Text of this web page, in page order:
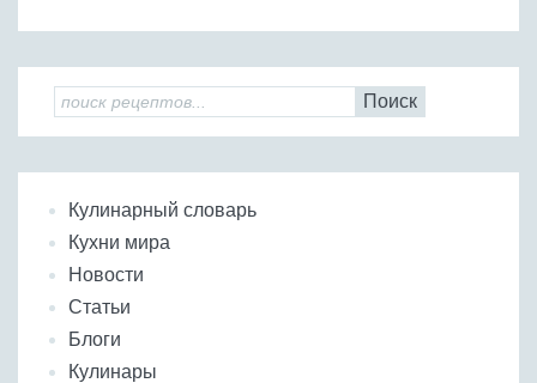
Поиск
Кулинарный словарь
Кухни мира
Новости
Статьи
Блоги
Кулинары